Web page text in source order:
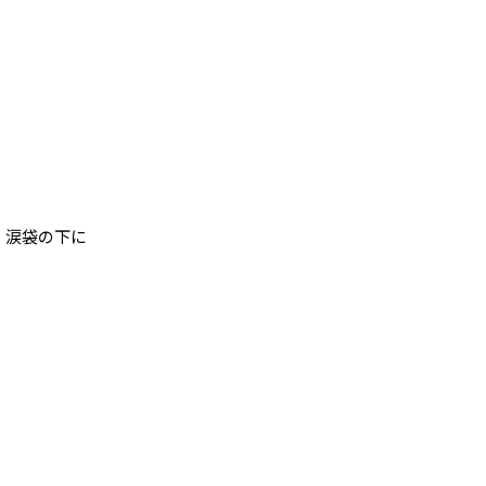
袋の下に